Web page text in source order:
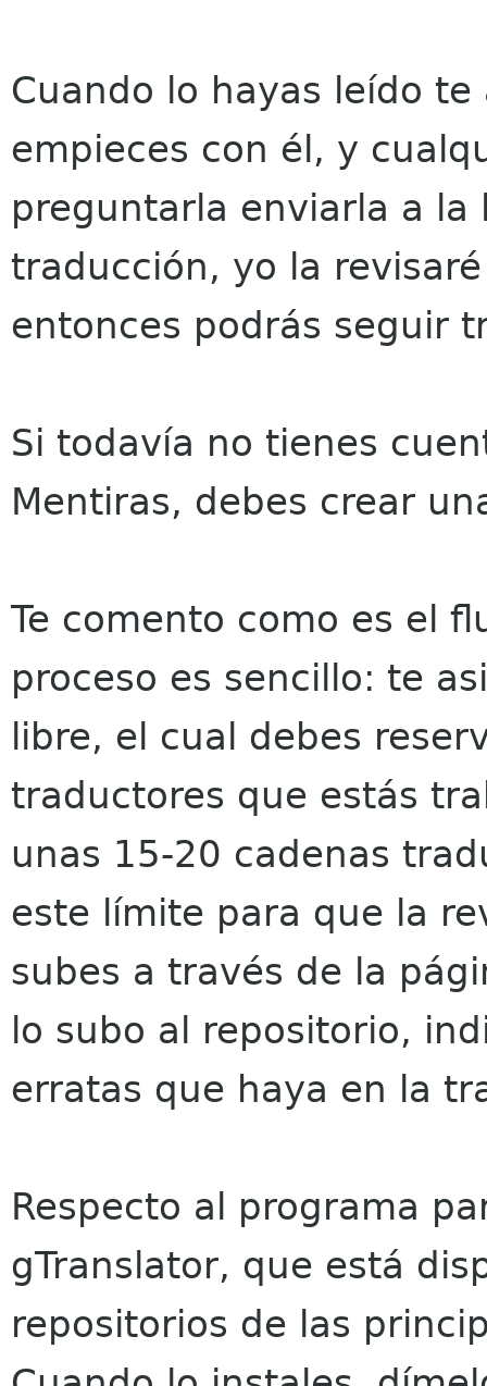
Cuando lo hayas leído
empieces con él, y
preguntarla enviarla a la
traducción, yo la
entonces podrás seguir
Si todavía no tienes
Mentiras, debes crear
Te comento como es el
proceso es sencillo: te
libre, el cual debes
traductores que estás
unas 15-20 cadenas
este límite para que la
subes a través de la
lo subo al repositorio,
erratas que haya en la
Respecto al programa
gTranslator, que está
repositorios de las